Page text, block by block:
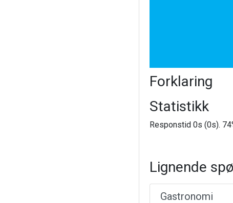
Forklaring
Statistikk
Responstid 0s (0s).
Lignende
Gastronomi